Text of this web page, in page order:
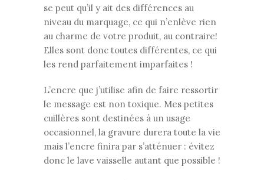
se peut qu’il y ait des différences au
niveau du marquage, ce qui n’enlève rien
au charme de votre produit, au contraire!
Elles sont donc toutes différentes, ce qui
les rend parfaitement imparfaites !
L’encre que j’utilise afin de faire ressortir
le message est non toxique. Mes petites
cuillères sont destinées à un usage
occasionnel, la gravure durera toute la vie
mais l’encre finira par s’atténuer : évitez
donc le lave vaisselle autant que possible !